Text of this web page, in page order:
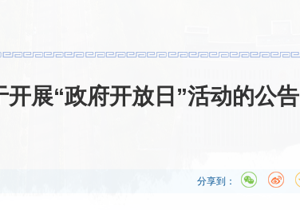
展“政府开放日”活动的公告
分享到：